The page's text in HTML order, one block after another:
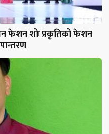
फेशन शोः प्रकृतिको फेशन